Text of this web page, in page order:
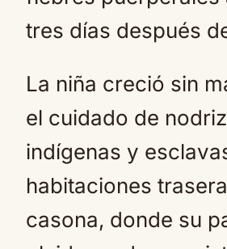
tres días después
La niña creció sin
el cuidado de
indígenas y
habitaciones
casona, donde su